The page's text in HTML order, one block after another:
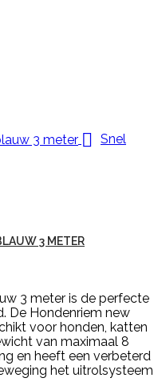
 Snel
3 METER
3 meter is de perfecte
De Hondenriem new
voor honden, katten
van maximaal 8
en heeft een verbeterd
het uitrolsysteem